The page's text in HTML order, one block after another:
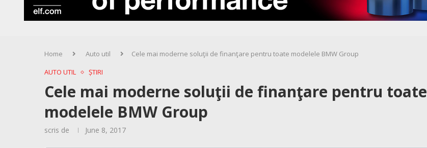
Home Auto util
Cele mai moderne soluţii de finanţare pentru toate modelele BMW Group
AUTO UTIL
ȘTIRI
Cele mai moderne soluţii de finanţare pentru toate
modelele BMW Group
scris de June 8, 2017